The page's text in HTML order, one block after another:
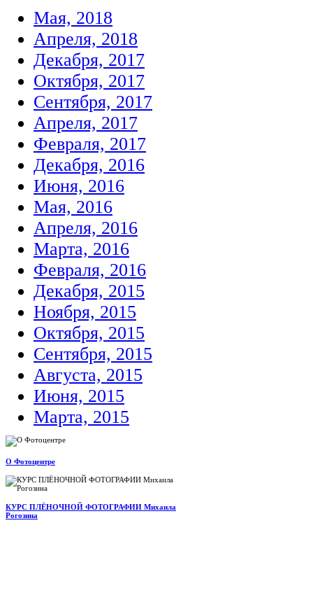
Мая, 2018
Апреля, 2018
Декабря, 2017
Октября, 2017
Сентября, 2017
Апреля, 2017
Февраля, 2017
Декабря, 2016
Июня, 2016
Мая, 2016
Апреля, 2016
Марта, 2016
Февраля, 2016
Декабря, 2015
Ноября, 2015
Октября, 2015
Сентября, 2015
Августа, 2015
Июня, 2015
Марта, 2015
О Фотоцентре
КУРС ПЛЁНОЧНОЙ ФОТОГРАФИИ Михаила
Рогозина